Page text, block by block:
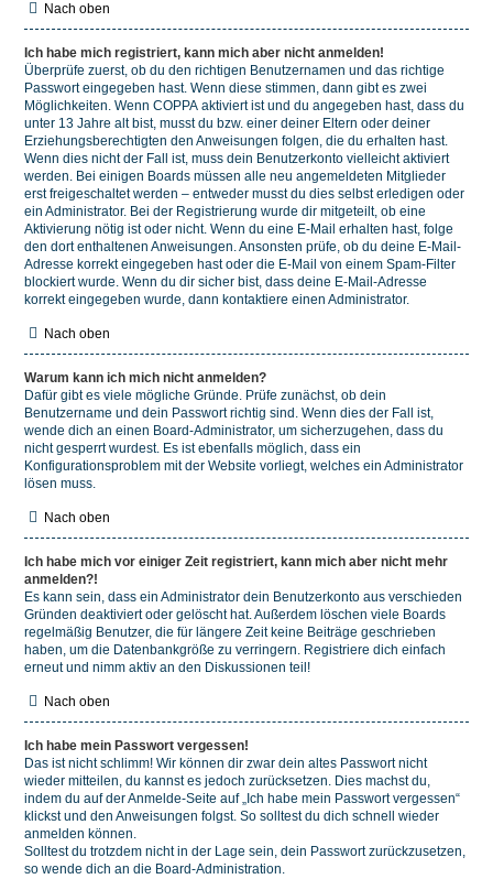
Nach oben
Ich habe mich registriert, kann mich aber nicht anmelden!
Überprüfe zuerst, ob du den richtigen Benutzernamen und das richtige
Passwort eingegeben hast. Wenn diese stimmen, dann gibt es zwei
Möglichkeiten. Wenn COPPA aktiviert ist und du angegeben hast, dass du
unter 13 Jahre alt bist, musst du bzw. einer deiner Eltern oder deiner
Erziehungsberechtigten den Anweisungen folgen, die du erhalten hast.
Wenn dies nicht der Fall ist, muss dein Benutzerkonto vielleicht aktiviert
werden. Bei einigen Boards müssen alle neu angemeldeten Mitglieder
erst freigeschaltet werden – entweder musst du dies selbst erledigen oder
ein Administrator. Bei der Registrierung wurde dir mitgeteilt, ob eine
Aktivierung nötig ist oder nicht. Wenn du eine E-Mail erhalten hast, folge
den dort enthaltenen Anweisungen. Ansonsten prüfe, ob du deine E-Mail-
Adresse korrekt eingegeben hast oder die E-Mail von einem Spam-Filter
blockiert wurde. Wenn du dir sicher bist, dass deine E-Mail-Adresse
korrekt eingegeben wurde, dann kontaktiere einen Administrator.
Nach oben
Warum kann ich mich nicht anmelden?
Dafür gibt es viele mögliche Gründe. Prüfe zunächst, ob dein
Benutzername und dein Passwort richtig sind. Wenn dies der Fall ist,
wende dich an einen Board-Administrator, um sicherzugehen, dass du
nicht gesperrt wurdest. Es ist ebenfalls möglich, dass ein
Konfigurationsproblem mit der Website vorliegt, welches ein Administrator
lösen muss.
Nach oben
Ich habe mich vor einiger Zeit registriert, kann mich aber nicht mehr
anmelden?!
Es kann sein, dass ein Administrator dein Benutzerkonto aus verschieden
Gründen deaktiviert oder gelöscht hat. Außerdem löschen viele Boards
regelmäßig Benutzer, die für längere Zeit keine Beiträge geschrieben
haben, um die Datenbankgröße zu verringern. Registriere dich einfach
erneut und nimm aktiv an den Diskussionen teil!
Nach oben
Ich habe mein Passwort vergessen!
Das ist nicht schlimm! Wir können dir zwar dein altes Passwort nicht
wieder mitteilen, du kannst es jedoch zurücksetzen. Dies machst du,
indem du auf der Anmelde-Seite auf „Ich habe mein Passwort vergessen“
klickst und den Anweisungen folgst. So solltest du dich schnell wieder
anmelden können.
Solltest du trotzdem nicht in der Lage sein, dein Passwort zurückzusetzen,
so wende dich an die Board-Administration.